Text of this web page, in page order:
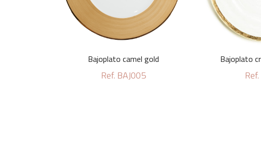
Bajoplato camel gold
Ref. BAJ005
Bajoplato